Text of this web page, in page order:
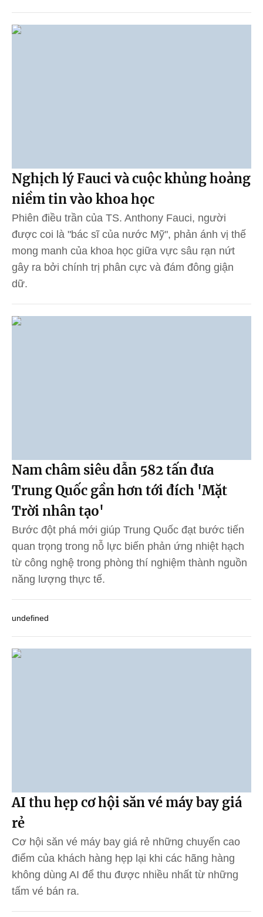
Nghịch lý Fauci và cuộc khủng hoảng
niềm tin vào khoa học
Phiên điều trần của TS. Anthony Fauci, người
được coi là "bác sĩ của nước Mỹ", phản ánh vị thế
mong manh của khoa học giữa vực sâu rạn nứt
gây ra bởi chính trị phân cực và đám đông giận
dữ.
Nam châm siêu dẫn 582 tấn đưa
Trung Quốc gần hơn tới đích 'Mặt
Trời nhân tạo'
Bước đột phá mới giúp Trung Quốc đạt bước tiến
quan trọng trong nỗ lực biến phản ứng nhiệt hạch
từ công nghệ trong phòng thí nghiệm thành nguồn
năng lượng thực tế.
undefined
AI thu hẹp cơ hội săn vé máy bay giá
rẻ
Cơ hội săn vé máy bay giá rẻ những chuyến cao
điểm của khách hàng hẹp lại khi các hãng hàng
không dùng AI để thu được nhiều nhất từ những
tấm vé bán ra.